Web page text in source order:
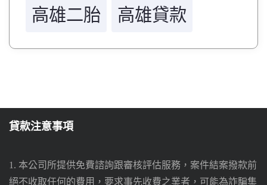
高雄二胎 高雄貸款
貸款注意事項
1. 本公司所提供免費諮詢跟審核評估服務，案件結案撥款前
絕不收取任何的費用，要求事先收費之業者，可能為詐騙集